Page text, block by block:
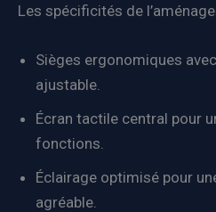
Les spécificités de
Sièges ergonomiques
ajustable.
Écran tactile central pour
fonctions.
Éclairage optimisé pour
agréable.